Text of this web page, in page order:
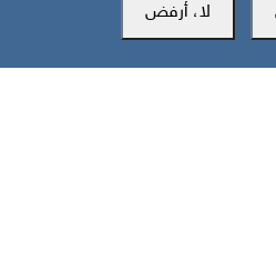
السعودي لجنوب اليمن
لا، أرفض